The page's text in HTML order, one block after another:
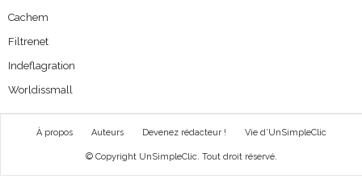
Cachem
Filtrenet
Indeflagration
Worldissmall
À propos Auteurs Devenez rédacteur ! Vie d’UnSimpleClic
© Copyright UnSimpleClic. Tout droit réservé.